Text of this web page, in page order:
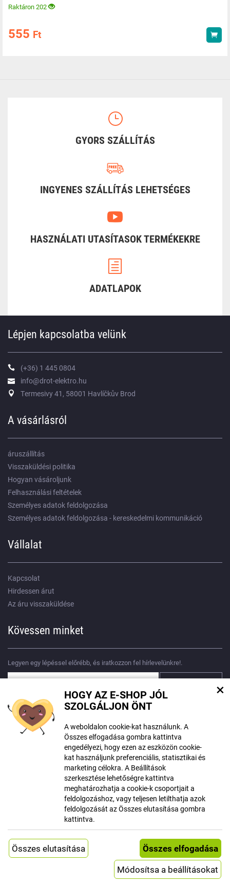
HOGY AZ E-SHOP JÓL
SZOLGÁLJON ÖNT
A weboldalon cookie-kat használunk. A
Összes elfogadása gombra kattintva
engedélyezi, hogy ezen az eszközön cookie-
kat használjunk preferenciális, statisztikai és
marketing célokra. A Beállítások
szerkesztése lehetőségre kattintva
meghatározhatja a cookie-k csoportjait a
feldolgozáshoz, vagy teljesen letilthatja azok
feldolgozását az Összes elutasítása gombra
kattintva.
Módosítsa a beállításokat
×
Raktáron 202
555 Ft
GYORS SZÁLLÍTÁS
INGYENES SZÁLLÍTÁS LEHETSÉGES
HASZNÁLATI UTASÍTASOK TERMÉKEKRE
ADATLAPOK
Lépjen kapcsolatba velünk
(+36) 1 445 0804
info@drot-elektro.hu
Termesivy 41, 58001 Havlíčkův Brod
A vásárlásról
áruszállítás
Visszaküldési politika
Hogyan vásároljunk
Felhasználási feltételek
Személyes adatok feldolgozása
Személyes adatok feldolgozása - kereskedelmi kommunikáció
Vállalat
Kapcsolat
Hirdessen árut
Az áru visszaküldése
Kövessen minket
Legyen egy lépéssel előrébb, és iratkozzon fel hírlevelünkre!.
Egyetértek személyes adatok feldolgozásával
A tartalom létrehozásakor mesterséges intelligencia eszközöket
használhattak. További információ itt található
© Szerzői jog ECLIPSERA s.r.o.
Minden jog fentartva
Román változat
Létrehozta